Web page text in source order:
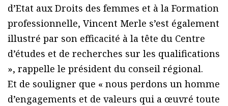
d’Etat aux Droits des femmes et à la Formation
professionnelle, Vincent Merle s’est également
illustré par son efficacité à la tête du Centre
d’études et de recherches sur les qualifications
», rappelle le président du conseil régional.
Et de souligner que « nous perdons un homme
d’engagements et de valeurs qui a œuvré toute